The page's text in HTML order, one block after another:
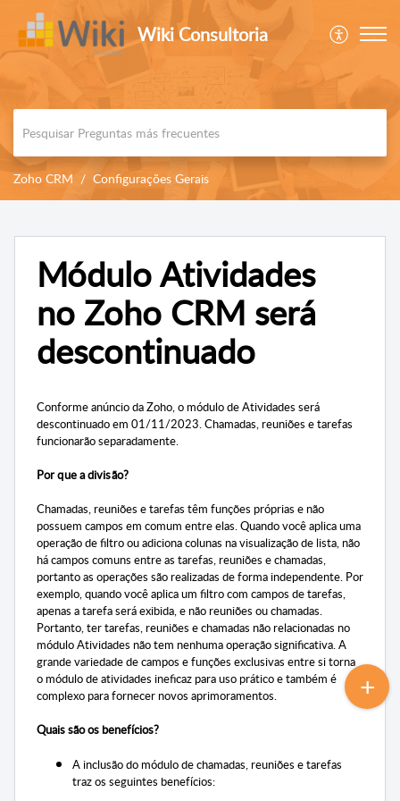
Wiki Consultoria
Zoho CRM Configurações Gerais
Módulo Atividades
no Zoho CRM será
descontinuado
Conforme anúncio da Zoho, o módulo de Atividades será
descontinuado em 01/11/2023. Chamadas, reuniões e tarefas
funcionarão separadamente.
Por que a divisão?
Chamadas, reuniões e tarefas têm funções próprias e não
possuem campos em comum entre elas. Quando você aplica uma
operação de filtro ou adiciona colunas na visualização de lista, não
há campos comuns entre as tarefas, reuniões e chamadas,
portanto as operações são realizadas de forma independente. Por
exemplo, quando você aplica um filtro com campos de tarefas,
apenas a tarefa será exibida, e não reuniões ou chamadas.
Portanto, ter tarefas, reuniões e chamadas não relacionadas no
módulo Atividades não tem nenhuma operação significativa. A
grande variedade de campos e funções exclusivas entre si torna
o módulo de atividades ineficaz para uso prático e também é
complexo para fornecer novos aprimoramentos.
Quais são os benefícios?
A inclusão do módulo de chamadas, reuniões e tarefas
traz os seguintes benefícios: